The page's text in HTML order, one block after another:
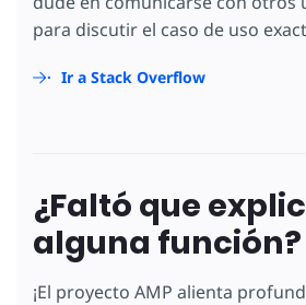
para discutir el caso de uso
Ir a Stack Overflow
¿Faltó que
alguna función?
¡El proyecto AMP alienta